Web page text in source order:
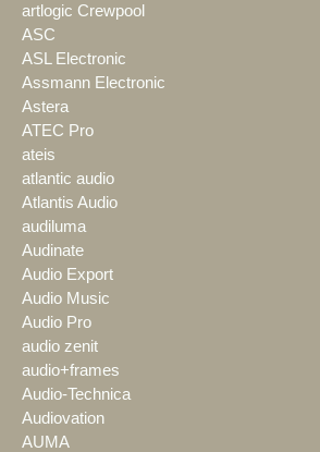
artlogic Crewpool
ASC
ASL Electronic
Assmann Electronic
Astera
ATEC Pro
ateis
atlantic audio
Atlantis Audio
audiluma
Audinate
Audio Export
Audio Music
Audio Pro
audio zenit
audio+frames
Audio-Technica
Audiovation
AUMA